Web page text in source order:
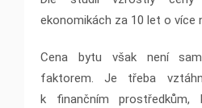
ekonomikách za 10 let o více
Cena bytu však není
faktorem. Je třeba
k finančním prostředkům,